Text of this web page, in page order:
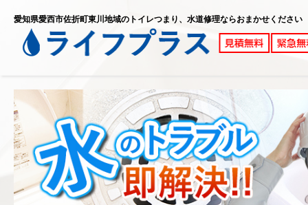
愛知県愛西市佐折町東川地域のトイレつまり、水道修理ならおまかせください